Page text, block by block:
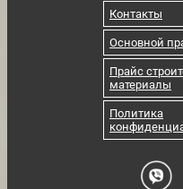
Контакты
Основной
Прайс
материалы
Политика